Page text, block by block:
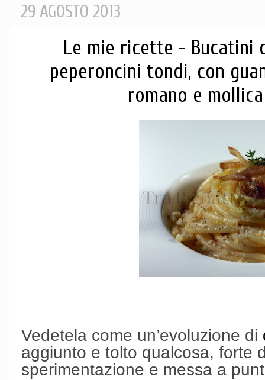
29 AGOSTO 2013
Le mie ricette - Bucatini
peperoncini tondi, con
romano e
Vedetela come un’evoluzione di
aggiunto e tolto qualcosa, forte
sperimentazione e messa a